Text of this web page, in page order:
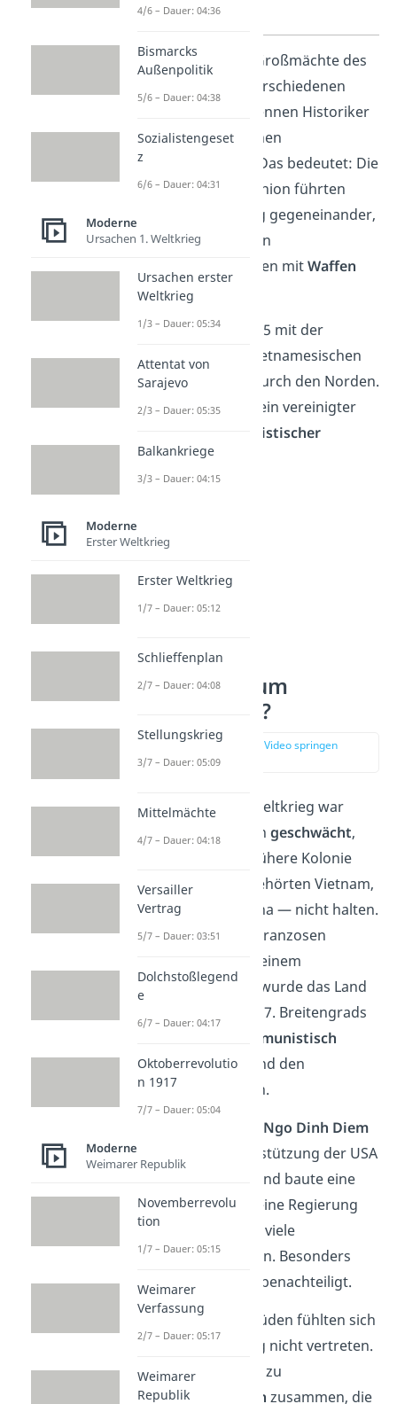
Australien
Weil dabei auch die Großmächte des
Kalten Krieges auf verschiedenen
Seiten mitwirkten, nennen Historiker
den Vietnamkrieg einen
Stellvertreterkrieg
. Das bedeutet: Die
USA und die Sowjetunion führten
keinen direkten Krieg gegeneinander,
aber sie unterstützten
unterschiedliche Seiten mitWaffen
undBeratern
Der Krieg endete 1975 mit der
Eroberung der südvietnamesischen
Hauptstadt
durch den Norden.
Seitdem ist Vietnam ein vereinigter
kommunistischer
Regierung.
Wie kam es zum
Vietnamkrieg?
zur Stelle im Video springen
(01:20)
Nach dem Zweiten Weltkrieg war
Frankreich militärisch geschwächt,
konnte aber seine frühere Kolonie
Indochina— dazu gehörten Vietnam,
Laos und Kambodscha — nicht halten.
1954 zogen sich die Franzosen
endgültig zurück. In einem
Friedensabkommen wurde das Land
vorerst entlang des 17. Breitengrads
kommunistisch
geführtenNorden und den
prowestlichen
Süden.
Ngo Dinh Diem
die Macht. Mit Unterstützung der USA
wurde er Präsident und baute eine
eigeneArmeeauf. Seine Regierung
unterdrückte
jedoch viele
Bevölkerungsgruppen. Besonders
Buddhisten
wurden benachteiligt.
Viele Menschen im Süden fühlten sich
von Diems Regierung nicht vertreten.
Einige schlossen sich zu
Widerstandsgruppen zusammen, die
4/6 – Dauer: 04:36
Bismarcks
Außenpolitik
5/6 – Dauer: 04:38
Sozialistengeset
z
6/6 – Dauer: 04:31
Moderne
Ursachen 1. Weltkrieg
Ursachen erster
Weltkrieg
1/3 – Dauer: 05:34
Attentat von
Sarajevo
2/3 – Dauer: 05:35
Balkankriege
3/3 – Dauer: 04:15
Moderne
Erster Weltkrieg
Erster Weltkrieg
1/7 – Dauer: 05:12
Schlieffenplan
2/7 – Dauer: 04:08
Stellungskrieg
3/7 – Dauer: 05:09
Mittelmächte
4/7 – Dauer: 04:18
Versailler
Vertrag
5/7 – Dauer: 03:51
Dolchstoßlegend
e
6/7 – Dauer: 04:17
Oktoberrevolutio
n 1917
7/7 – Dauer: 05:04
Moderne
Weimarer Republik
Novemberrevolu
tion
1/7 – Dauer: 05:15
Weimarer
Verfassung
2/7 – Dauer: 05:17
Weimarer
Republik